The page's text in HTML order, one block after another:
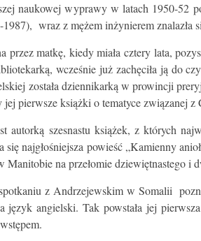
wyprawy w latach 1950-52
wraz z mężem inżynierem
matkę, kiedy miała cztery lata,
wcześnie już zachęciła ją do
została dziennikarką w prowincji
pierwsze książki o tematyce związanej z
szesnastu książek, z których
najgłośniejsza powieść „Kamienny
Manitobie na przełomie dziewiętnastego i
z Andrzejewskim w Somalii
język angielski. Tak powstała jej